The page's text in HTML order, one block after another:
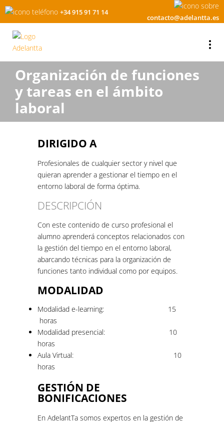
+34 915 91 71 14
contacto@adelantta.es
Organización de funciones
y tareas en el ámbito
laboral
DIRIGIDO A
Profesionales de cualquier sector y nivel que
quieran aprender a gestionar el tiempo en el
entorno laboral de forma óptima.
DESCRIPCIÓN
Con este contenido de curso profesional el
alumno aprenderá conceptos relacionados con
la gestión del tiempo en el entorno laboral,
abarcando técnicas para la organización de
funciones tanto individual como por equipos.
MODALIDAD
Modalidad e-learning: 15
horas
Modalidad presencial: 10
horas
Aula Virtual: 10
horas
GESTIÓN DE
BONIFICACIONES
En AdelantTa somos expertos en la gestión de